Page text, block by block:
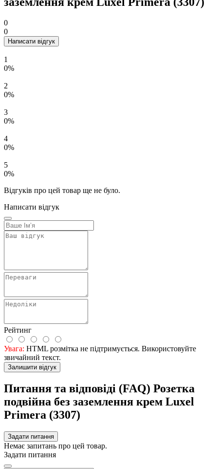
0
0
Написати відгук
1
0%
2
0%
3
0%
4
0%
5
0%
Відгуків про цей товар ще не було.
Написати відгук
Рейтинг
Увага: HTML розмітка не підтримується. Використовуйте
звичайний текст.
Залишити відгук
Питання та відповіді (FAQ) Розетка
подвійна без заземлення крем Luxel
Primera (3307)
Задати питання
Немає запитань про цей товар.
Задати питання